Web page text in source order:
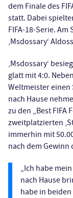
dem Finale des
statt. Dabei
FIFA-18-Serie.
‚Msdossary‘
‚Msdossary‘
glatt mit 4:0.
Weltmeister einen
nach Hause
zu den „Best FIFA
zweitplatzierten
immerhin mit
nach dem Gewinn
„Ich habe
nach Hause
habe in